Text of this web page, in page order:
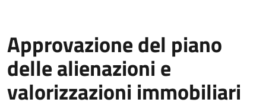
Approvazione del piano
delle alienazioni e
valorizzazioni immobiliari